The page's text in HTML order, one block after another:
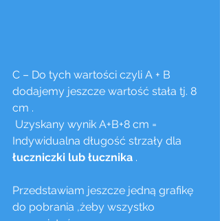
C – Do tych wartości czyli A + B
dodajemy jeszcze wartość stała tj. 8
cm .
Indywidualna długość strzały dla
łuczniczki lub łucznika .
Przedstawiam jeszcze jedną grafikę
do pobrania ,żeby wszystko